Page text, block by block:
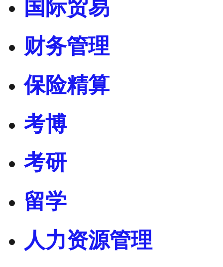
国际贸易
财务管理
保险精算
考博
考研
留学
人力资源管理